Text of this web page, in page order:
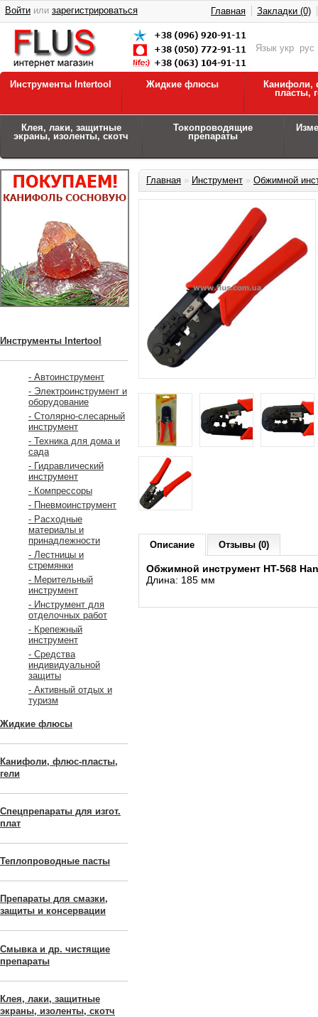
Язык укр рус
Войти или зарегистрироваться Главная Закладки (0)
Инструменты Intertool Жидкие флюсы
Канифоли,
пласты,
Клея, лаки, защитные
экраны, изоленты, скотч
Токопроводящие
препараты
Инструменты Intertool
- Автоинструмент
- Электроинструмент и
оборудование
- Столярно-слесарный
инструмент
- Техника для дома и
сада
- Гидравлический
инструмент
- Компрессоры
- Пневмоинструмент
- Расходные
материалы и
принадлежности
- Лестницы и
стремянки
- Мерительный
инструмент
- Инструмент для
отделочных работ
- Крепежный
инструмент
- Средства
индивидуальной
защиты
- Активный отдых и
туризм
Жидкие флюсы
Канифоли, флюс-пласты,
гели
Спецпрепараты для изгот.
плат
Теплопроводные пасты
Препараты для смазки,
защиты и консервации
Смывка и др. чистящие
препараты
Клея, лаки, защитные
экраны, изоленты, скотч
Главная » Инструмент » Обжимной
Описание Отзывы (0)
Обжимной инструмент HT-568
Длина: 185 мм